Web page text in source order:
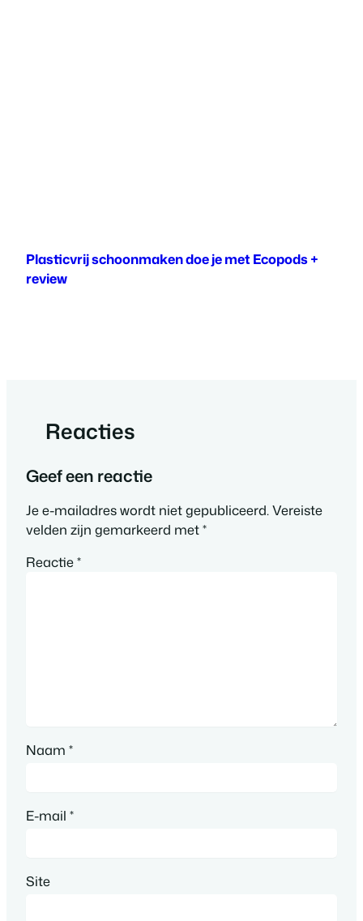
Plasticvrij schoonmaken doe je met Ecopods +
review
Reacties
Geef een reactie
Je e-mailadres wordt niet gepubliceerd.Vereiste
velden zijn gemarkeerd met*
Reactie*
Naam *
E-mail *
Site